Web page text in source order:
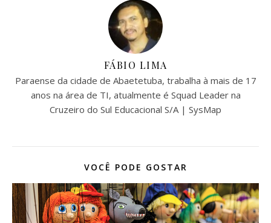
FÁBIO LIMA
Paraense da cidade de Abaetetuba, trabalha à mais de 17
anos na área de TI, atualmente é Squad Leader na
Cruzeiro do Sul Educacional S/A | SysMap
VOCÊ PODE GOSTAR